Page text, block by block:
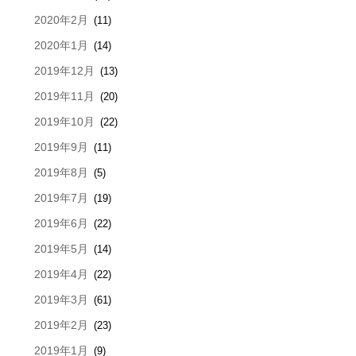
2020年2月 (11)
2020年1月 (14)
2019年12月 (13)
2019年11月 (20)
2019年10月 (22)
2019年9月 (11)
2019年8月 (5)
2019年7月 (19)
2019年6月 (22)
2019年5月 (14)
2019年4月 (22)
2019年3月 (61)
2019年2月 (23)
2019年1月 (9)